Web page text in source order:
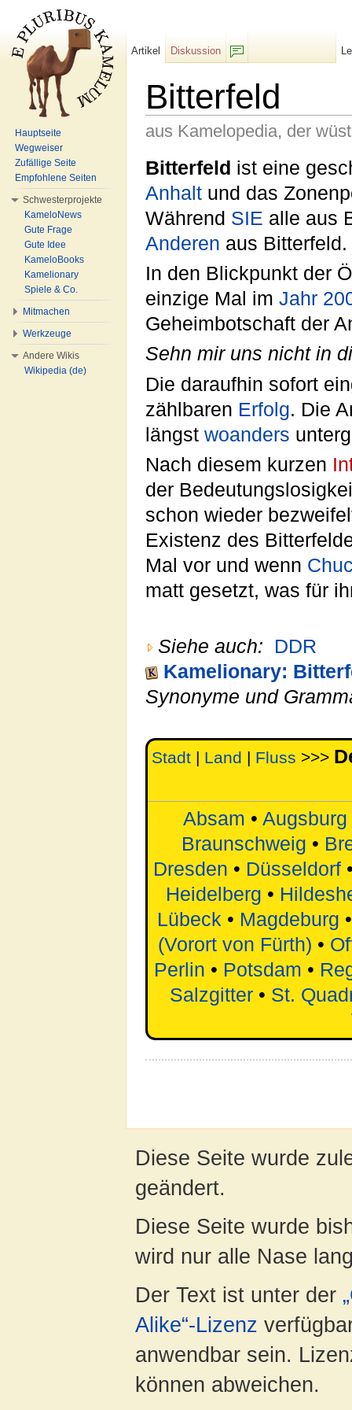
Bitterfeld
aus Kamelopedia, der
Bitterfeld ist eine
Anhalt und das
Während SIE alle aus
Anderen aus Bitterfeld.
In den Blickpunkt der
einzige Mal im Jahr
Geheimbotschaft der
Sehn mir uns nicht in
Die daraufhin sofort
zählbaren Erfolg. Die
längst woanders
Nach diesem kurzen
der
schon wieder
Existenz des
Mal vor und wenn
matt gesetzt, was für
Siehe auch:
DDR
Kamelionary:
Synonyme und
Stadt | Land | Fluss >>>
Absam • Augsburg
Braunschweig •
Dresden • Düsseldorf
Heidelberg •
Lübeck • Magdeburg
(Vorort von Fürth) •
Perlin • Potsdam •
Salzgitter• St.
Artikel
Diskussion
Hauptseite
Wegweiser
Zufällige Seite
Empfohlene Seiten
Schwesterprojekte
KameloNews
Gute Frage
Gute Idee
KameloBooks
Kamelionary
Spiele & Co.
Mitmachen
Werkzeuge
Andere Wikis
Wikipedia (de)
Diese Seite wurde
geändert.
Diese Seite wurde
wird nur alle Nase
Der Text ist unter der
Alike“-Lizenz
anwendbar sein.
können abweichen.